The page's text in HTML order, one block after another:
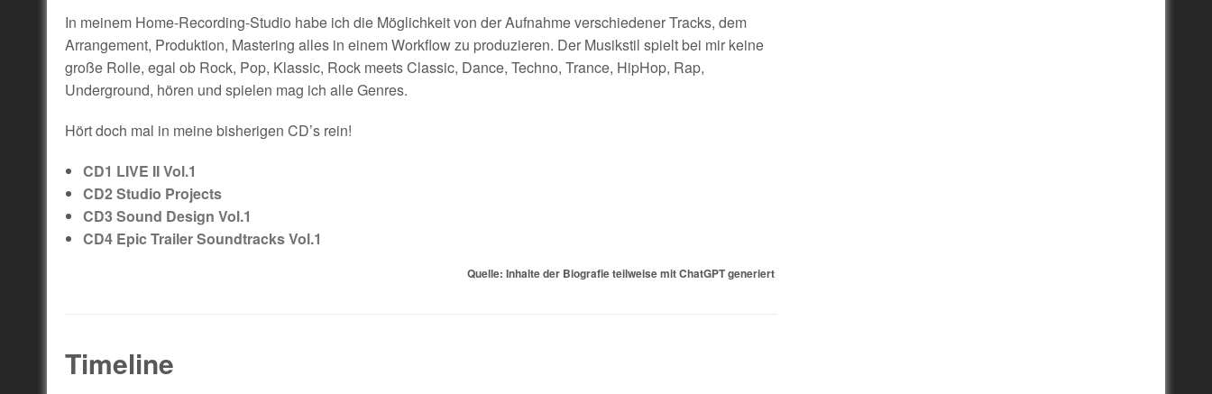
In meinem Home-Recording-Studio habe ich die Möglichkeit von der Aufnahme verschiedener Tracks, dem
Arrangement, Produktion, Mastering alles in einem Workflow zu produzieren. Der Musikstil spielt bei mir keine
große Rolle, egal ob Rock, Pop, Klassic, Rock meets Classic, Dance, Techno, Trance, HipHop, Rap,
Underground, hören und spielen mag ich alle Genres.
Hört doch mal in meine bisherigen CD’s rein!
CD1 LIVE II Vol.1
CD2 Studio Projects
CD3 Sound Design Vol.1
CD4 Epic Trailer Soundtracks Vol.1
Quelle: Inhalte der Biografie teilweise mit ChatGPT generiert
Timeline